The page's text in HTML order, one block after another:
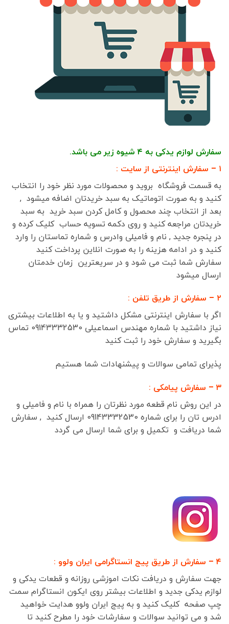
سفارش لوازم یدکی به ۴ شیوه زیر می باشد.
۱ – سفارش اینترنتی از سایت :
به قسمت فروشگاه بروید و محصولات مورد نظر خود را انتخاب
کنید و به صورت اتوماتیک به سبد خریدتان اضافه میشود ,
بعد از انتخاب چند محصول و کامل کردن سبد خرید به سبد
خریدتان مراجعه کنید و روی دکمه تسویه حساب کلیک کرده و
در پنجره جدید , نام و فامیلی وادرس و شماره تماستان را وارد
کنید و در ادامه هزینه را به صورت انلاین پرداخت کنید
سفارش شما ثبت می شود و در سریعترین زمان خدمتان
ارسال میشود
۲ – سفارش از طریق تلفن :
اگر با سفارش اینترنتی مشکل داشتید و یا به اطلاعات بیشتری
نیاز داشتید با شماره مهندس اسماعیلی 09143332530 تماس
بگیرید و سفارش خود را ثبت کنید
پذیرای تمامی سوالات و پیشنهادات شما هستیم
۳ – سفارش پیامکی :
در این روش نام قطعه مورد نظرتان را همراه با نام و فامیلی و
ادرس تان را برای شماره 09143332530 ارسال کنید , سفارش
شما دریافت و تکمیل و برای شما ارسال می گردد
۴ – سفارش از طریق پیج انستاگرامی ایران ولوو :
جهت سفارش و دریافت نکات اموزشی روزانه و قطعات یدکی و
لوازم یدکی جدید و اطلاعات بیشتر روی ایکون انستاگرام سمت
چپ صفحه کلیک کنید و به پیج ایران ولوو هدایت خواهید
شد و می توانید سوالات و سفارشات خود را مطرح کنید تا